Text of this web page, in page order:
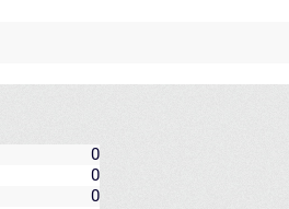
0
0
0